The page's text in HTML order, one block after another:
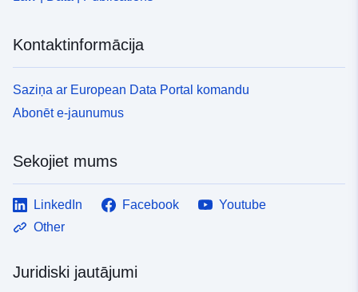
Kontaktinformācija
Saziņa ar European Data Portal komandu
Abonēt e-jaunumus
Sekojiet mums
LinkedIn Facebook
Youtube
Other
Juridiski jautājumi